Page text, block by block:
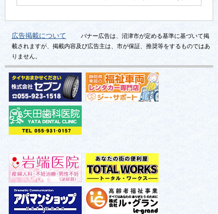
広告掲載について
バナー広告は、沼津市が定める基準に基づいて掲
載されますが、掲載内容及び広告主は、市が保証、推奨等をするものではあ
りません。